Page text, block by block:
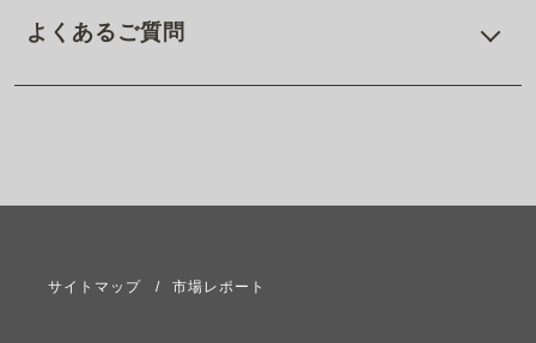
よくあるご質問
サイトマップ 市場レポート